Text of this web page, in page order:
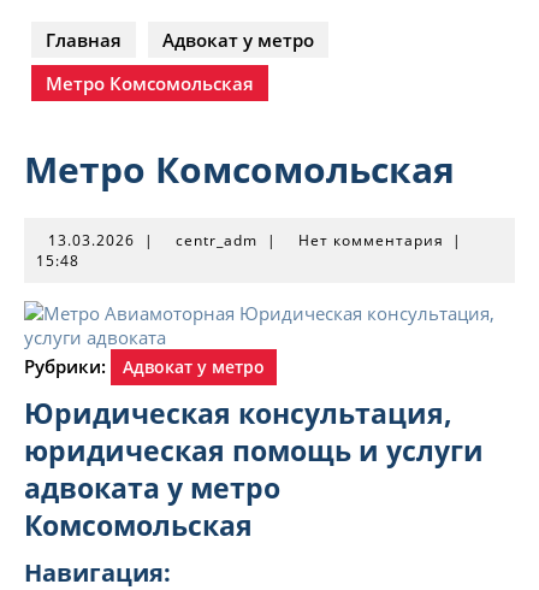
Главная
Адвокат у метро
Метро Комсомольская
Метро Комсомольская
13.03.2026 13.03.2026
| centr_admcentr_adm
| Нет комментария
|
15:48
Рубрики: Адвокат у метро
Юридическая консультация,
юридическая помощь и услуги
адвоката у метро
Комсомольская
Навигация: